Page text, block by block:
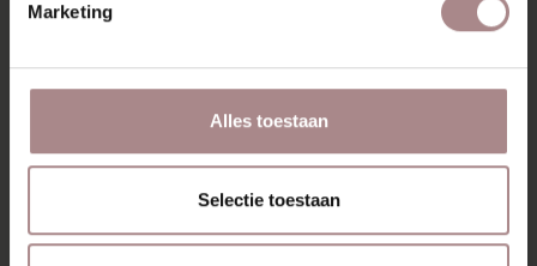
Marketing
Alles toestaan
Selectie toestaan